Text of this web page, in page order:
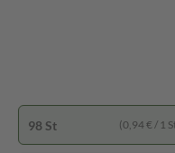
98 St (0,94 € / 1